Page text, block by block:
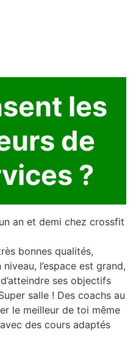
les
de
?
an et demi chez crossfit
bonnes qualités,
l’espace est grand,
ses objectifs
salle ! Des coachs au
le meilleur de toi même
des cours adaptés